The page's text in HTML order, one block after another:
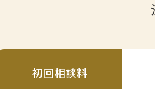
初回相談料